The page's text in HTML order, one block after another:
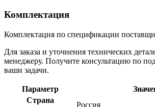
Комплектация
Комплектация по спецификации
Для заказа и уточнения технических
менеджеру. Получите консультацию по
ваши задачи.
Параметр
Страна
Россия